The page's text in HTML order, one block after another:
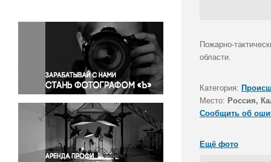
Окружающая среда
Политика
Правосудие
Происшествия и конфликты
Религия
Светская жизнь
Спорт
Экология
Экономика и бизнес
Пожарно-
области.
Категория:
Место: Россия,
Сообщить об
Ещё фото